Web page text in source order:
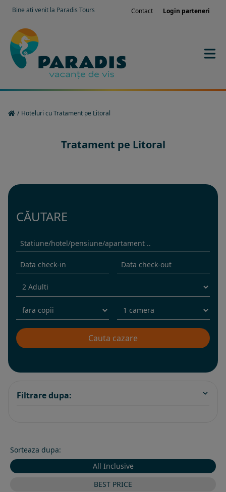
Bine ati venit la Paradis Tours Contact Login parteneri
/ Hoteluri cu Tratament pe Litoral
Tratament pe Litoral
CĂUTARE
Filtrare dupa:
Sorteaza dupa:
All Inclusive
BEST PRICE